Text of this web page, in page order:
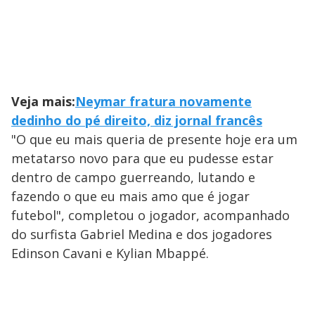
Veja mais:Neymar fratura novamente
dedinho do pé direito, diz jornal francês
"O que eu mais queria de presente hoje era um
metatarso novo para que eu pudesse estar
dentro de campo guerreando, lutando e
fazendo o que eu mais amo que é jogar
futebol", completou o jogador, acompanhado
do surfista Gabriel Medina e dos jogadores
Edinson Cavani e Kylian Mbappé.